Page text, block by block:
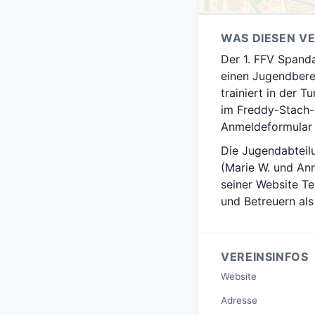
WAS DIESEN
Der 1. FFV
einen
trainiert in der
im Freddy-
Die
(Marie W. und
seiner Website
und Betreuern
VEREINSINFOS
Website
Adresse